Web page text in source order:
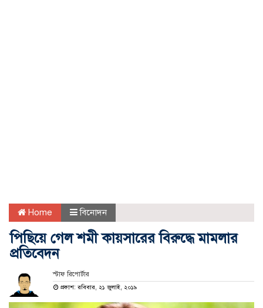
Home বিনোদন
পিছিয়ে গেল শমী কায়সারের বিরুদ্ধে মামলার
প্রতিবেদন
স্টাফ রিপোর্টার
প্রকাশ: রবিবার, ২১ জুলাই, ২০১৯